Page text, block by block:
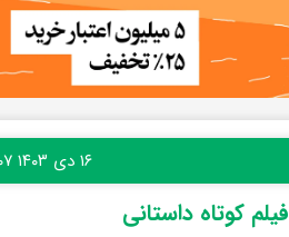
۱۶ دی ۱۴۰۳ ۱۵:۰۷